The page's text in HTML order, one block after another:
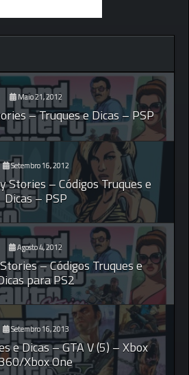
Maio 21, 2012
– Truques e Dicas – PSP
Setembro 16, 2012
Stories – Códigos Truques e
Dicas – PSP
Agosto 4, 2012
– Códigos Truques e
para PS2
Setembro 16, 2013
e Dicas – GTA V (5) – Xbox
Xbox One